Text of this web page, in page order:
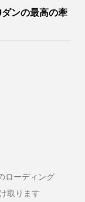
ンの最高の牽
ローディング
取ります